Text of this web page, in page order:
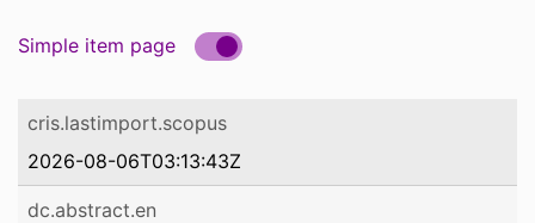
Simple item page
cris.lastimport.scopus
2026-08-06T03:13:43Z
dc.abstract.en